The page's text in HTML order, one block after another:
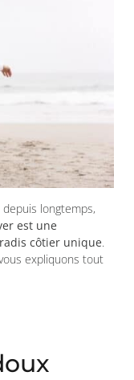
longtemps,
est une
côtier unique.
expliquons tout